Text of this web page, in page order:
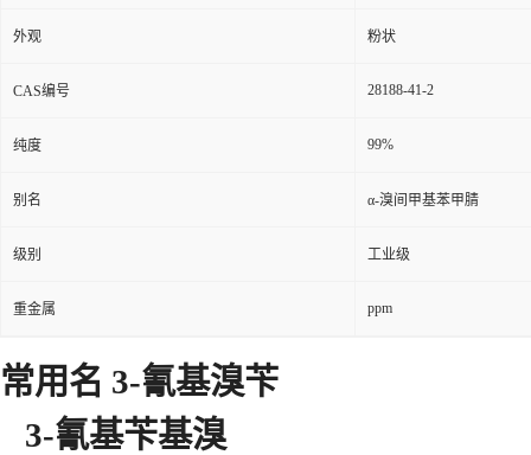
外观 粉状
CAS编号 28188-41-2
纯度 99%
别名 α-溴间甲基苯甲腈
级别 工业级
重金属 ppm
常用名 3-氰基溴苄
3-氰基苄基溴